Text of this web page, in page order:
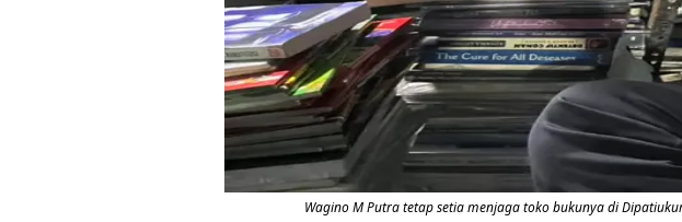
Wagino M Putra tetap setia menjaga toko bukunya di